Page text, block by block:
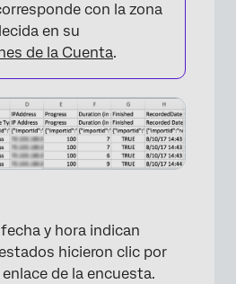
×
con la zona
en su
de la Cuenta.
y hora indican
hicieron clic por
de la encuesta.